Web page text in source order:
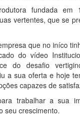
fundada
vertentes, que se
que no iníco
do vídeo
do desafio
a sua oferta e hoje
capazes de
trabalhar a sua
seu crescimento.